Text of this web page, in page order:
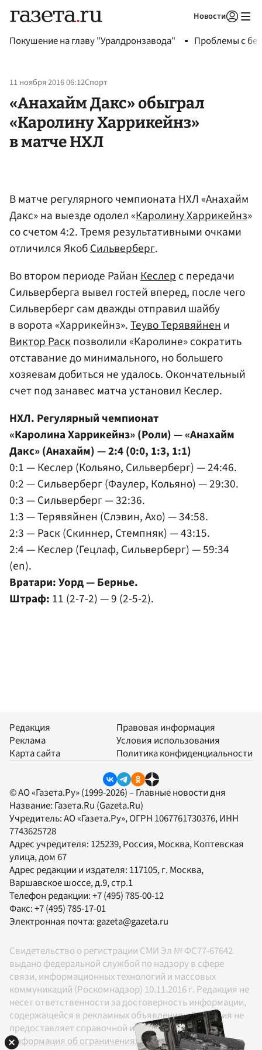
Новости
Покушение на главу "Уралдронзавода" Проблемы с
11 ноября 2016 06:12Спорт
«Анахайм Дакс» обыграл
«Каролину Харрикейнз»
в матче НХЛ
В матче регулярного чемпионата НХЛ «Анахайм
Дакс» на выезде одолел «Каролину Харрикейнз»
со счетом 4:2. Тремя результативными очками
отличился ЯкобСильверберг.
Во втором периоде РайанКеслерс передачи
Сильверберга вывел гостей вперед, после чего
Сильверберг сам дважды отправил шайбу
в ворота «Харрикейнз».Теуво Терявяйнени
Виктор Раскпозволили «Каролине» сократить
отставание до минимального, но большего
хозяевам добиться не удалось. Окончательный
счет под занавес матча установил Кеслер.
НХЛ. Регулярный чемпионат
«Каролина Харрикейнз» (Роли) — «Анахайм
Дакс» (Анахайм) — 2:4 (0:0, 1:3, 1:1)
0:1 — Кеслер (Кольяно, Сильверберг) — 24:46.
0:2 — Сильверберг (Фаулер, Кольяно) — 29:30.
0:3 — Сильверберг — 32:36.
1:3 — Терявяйнен (Слэвин, Ахо) — 34:58.
2:3 — Раск (Скиннер, Стемпняк) — 43:15.
2:4 — Кеслер (Гецлаф, Сильверберг) — 59:34
(en).
Вратари: Уорд — Бернье.
Штраф: 11 (2-7-2) — 9 (2-5-2).
Редакция
Реклама
Карта сайта
Правовая информация
Условия использования
Политика конфиденциальности
© АО «Газета.Ру» (1999-2026) – Главные новости дня
Название: Газета.Ru (Gazeta.Ru)
Учредитель:АО «Газета.Ру», ОГРН 1067761730376, ИНН
7743625728
Адрес учредителя: 125239, Россия, Москва, Коптевская
улица, дом 67
Адрес редакции и издателя: 117105, г. Москва,
Варшавское шоссе, д.9, стр.1
Телефон редакции:+7 (495) 785-00-12
Факс:+7 (495) 785-17-01
Электронная почта: gazeta@gazeta.ru
Свидетельство о регистрации СМИ Эл № ФС77-67642
выдано федеральной службой по надзору в сфере
связи, информационных технологий и массовых
коммуникаций (Роскомнадзор) 10.11.2016 г. Редакция не
несет ответственности за достоверность информации,
содержащейся в рекламных объявлениях. Редакция не
предоставляет справочной информации.
Информация об ограничениях